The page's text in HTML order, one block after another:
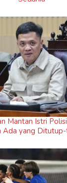
Mantan Istri
Ada yang